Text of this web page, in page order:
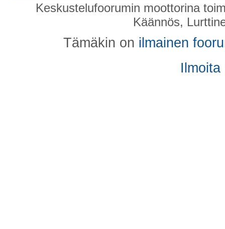
Keskustelufoorumin moottorina
Käännös,
Tämäkin on ilmainen